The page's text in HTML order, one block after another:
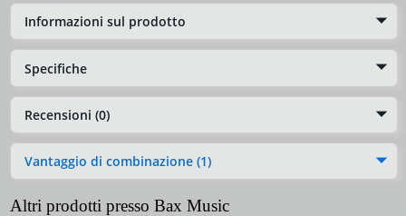
Informazioni sul prodotto
Specifiche
Recensioni (0)
Vantaggio di combinazione (1)
Altri prodotti presso Bax Music